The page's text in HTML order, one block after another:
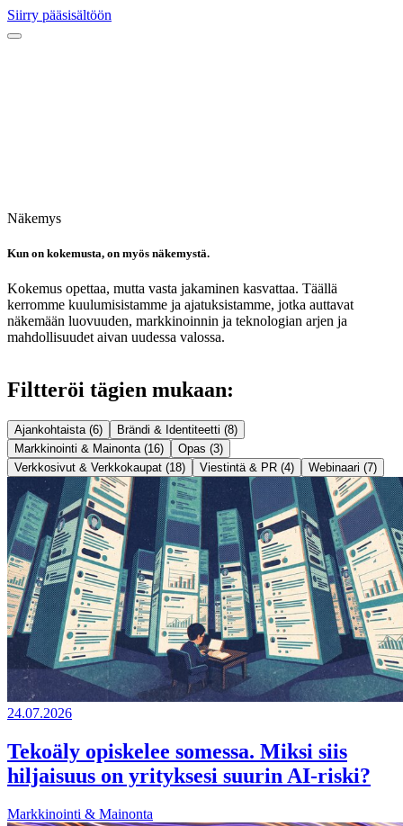
Siirry pääsisältöön
Näkemys
Kun on kokemusta, on myös näkemystä.
Kokemus opettaa, mutta vasta jakaminen kasvattaa. Täällä
kerromme kuulumisistamme ja ajatuksistamme, jotka auttavat
näkemään luovuuden, markkinoinnin ja teknologian arjen ja
mahdollisuudet aivan uudessa valossa.
Filtteröi tägien mukaan:
Ajankohtaista (6)
Brändi & Identiteetti (8)
Markkinointi & Mainonta (16)
Opas (3)
Verkkosivut & Verkkokaupat (18)
Viestintä & PR (4) Webinaari (7)
24.07.2026
Tekoäly opiskelee somessa. Miksi siis
hiljaisuus on yrityksesi suurin AI-riski?
Markkinointi & Mainonta